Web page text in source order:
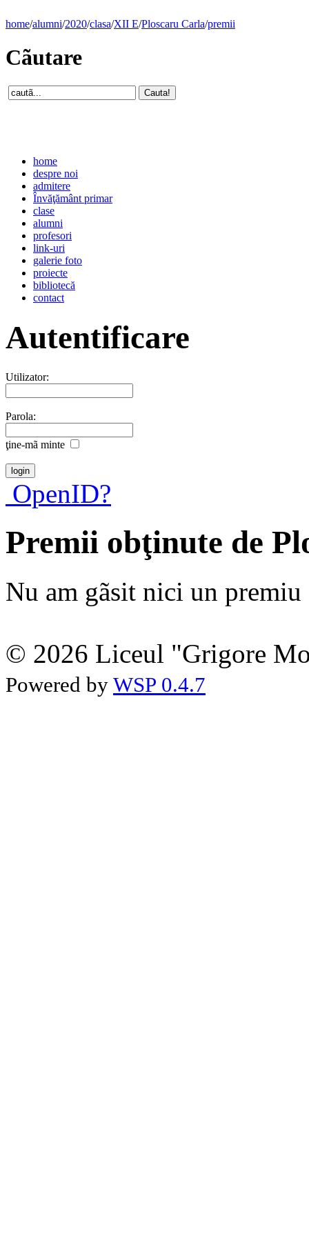
home/alumni/2020/clasa/XII E/Ploscaru Carla/premii
Cãutare
home
despre noi
admitere
Învăţământ primar
clase
alumni
profesori
link-uri
galerie foto
proiecte
bibliotecă
contact
Autentificare
Utilizator:
Parola:
ţine-mã minte
OpenID?
Premii obţinute de
Nu am gãsit nici un premiu
© 2026 Liceul "Grigore
Powered by WSP 0.4.7